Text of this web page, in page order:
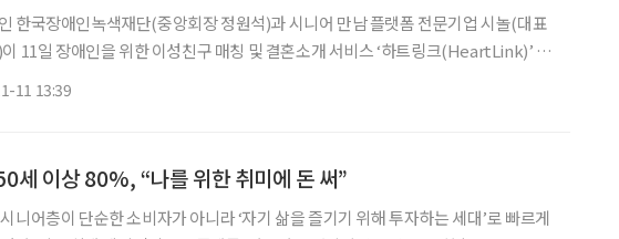
한국장애인녹색재단(중앙회장 정원석)과 시니어 만남 플랫폼 전문기업 시놀(대표
11일 장애인을 위한 이성친구 매칭 및 결혼소개 서비스 ‘하트링크(HeartLink)’ 구
11 13:39
세 이상 80%, “나를 위한 취미에 돈 써”
니어층이 단순한 소비자가 아니라 ‘자기 삶을 즐기기 위해 투자하는 세대’로 빠르게